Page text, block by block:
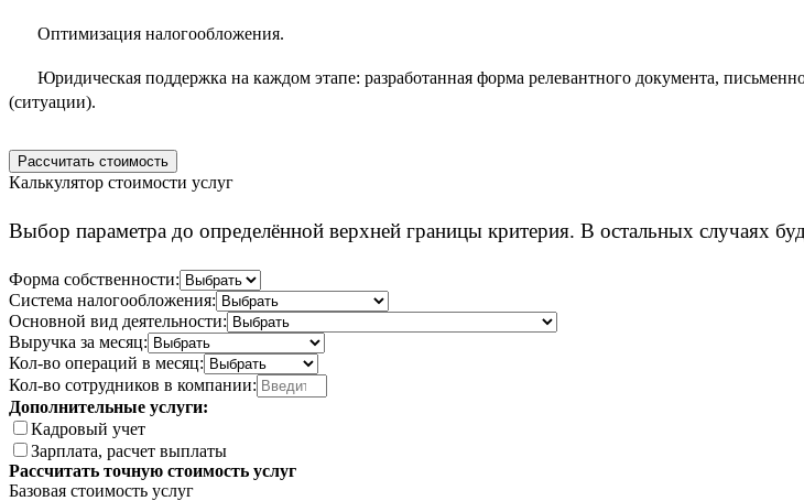
Оптимизация налогообложения.
Юридическая поддержка на каждом этапе: разработанная форма релевантного документа,
(ситуации).
Рассчитать стоимость
Калькулятор стоимости услуг
Выбор параметра до определённой верхней границы критерия. В остальных случаях
Форма собственности:
Система налогообложения:
Основной вид деятельности:
Выручка за месяц:
Кол-во операций в месяц:
Кол-во сотрудников в компании:
Дополнительные услуги:
Кадровый учет
Зарплата, расчет выплаты
Рассчитать точную стоимость услуг
Базовая стоимость услуг